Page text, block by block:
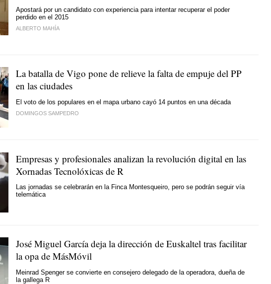
Apostará por un candidato con experiencia para intentar recuperar el poder
perdido en el 2015
ALBERTO MAHÍA
La batalla de Vigo pone de relieve la falta de empuje del PP
en las ciudades
El voto de los populares en el mapa urbano cayó 14 puntos en una década
DOMINGOS SAMPEDRO
Empresas y profesionales analizan la revolución digital en las
Xornadas Tecnolóxicas de R
Las jornadas se celebrarán en la Finca Montesqueiro, pero se podrán seguir vía
telemática
José Miguel García deja la dirección de Euskaltel tras facilitar
la opa de MásMóvil
Meinrad Spenger se convierte en consejero delegado de la operadora, dueña de
la gallega R